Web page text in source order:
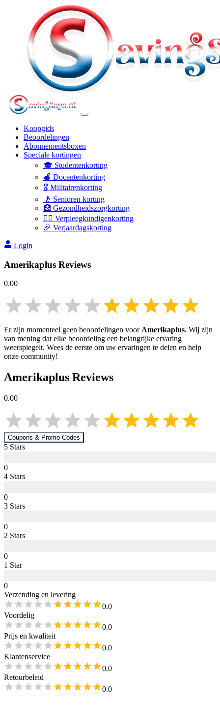
Koopgids
Beoordelingen
Abonnementsboxen
Speciale kortingen
🎓 Studentenkorting
🍎 Docentenkorting
🎖️ Militairenkorting
👴 Senioren korting
🏥 Gezondheidszorgkorting
👩‍⚕️ Verpleegkundigenkorting
🎉 Verjaardagskorting
Login
Amerikaplus Reviews
0.00
Er zijn momenteel geen beoordelingen voorAmerikaplus. Wij zijn
van mening dat elke beoordeling een belangrijke ervaring
weerspiegelt. Wees de eerste om uw ervaringen te delen en help
onze community!
Amerikaplus Reviews
0.00
Coupons & Promo Codes
5 Stars
0
4 Stars
0
3 Stars
0
2 Stars
0
1 Star
0
Verzending en levering
0.0
Voordelig
0.0
Prijs en kwaliteit
0.0
Klantenservice
0.0
Retourbeleid
0.0